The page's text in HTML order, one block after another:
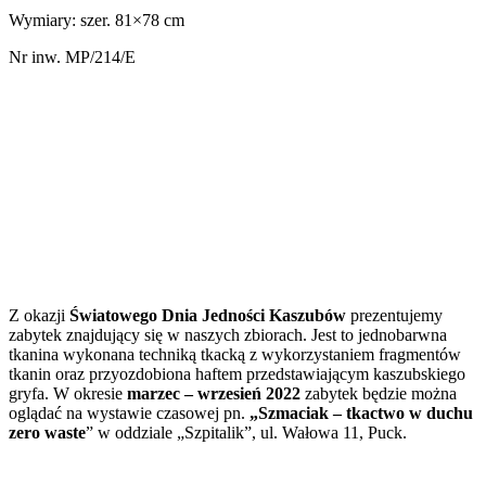
Wymiary: szer. 81×78 cm
Nr inw. MP/214/E
Z okazji Światowego Dnia Jedności Kaszubów prezentujemy
zabytek znajdujący się w naszych zbiorach. Jest to jednobarwna
tkanina wykonana techniką tkacką z wykorzystaniem fragmentów
tkanin oraz przyozdobiona haftem przedstawiającym kaszubskiego
gryfa. W okresie marzec – wrzesień 2022 zabytek będzie można
oglądać na wystawie czasowej pn. „Szmaciak – tkactwo w duchu
zero waste” w oddziale „Szpitalik”, ul. Wałowa 11, Puck.